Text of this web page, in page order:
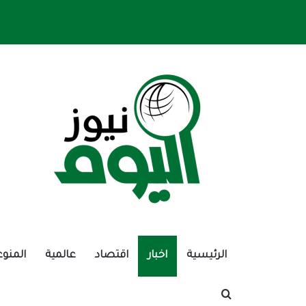
الرئيسية اخبار اقتصاد عالمية
بحث عن